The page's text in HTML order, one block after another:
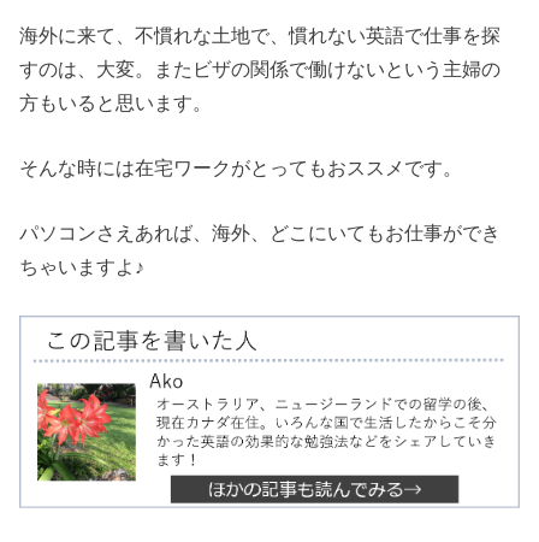
海外に来て、不慣れな土地で、慣れない英語で仕事を探
すのは、大変。またビザの関係で働けないという主婦の
方もいると思います。
そんな時には在宅ワークがとってもおススメです。
パソコンさえあれば、海外、どこにいてもお仕事ができ
ちゃいますよ♪